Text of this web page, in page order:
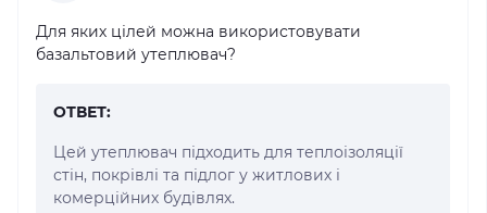
Для яких цілей можна використовувати
базальтовий утеплювач?
ОТВЕТ:
Цей утеплювач підходить для теплоізоляції
стін, покрівлі та підлог у житлових і
комерційних будівлях.